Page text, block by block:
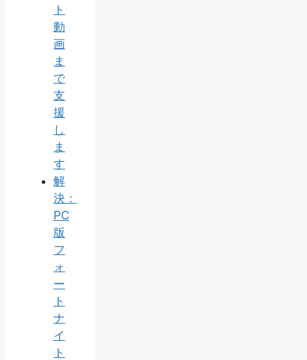
ト
動
画
ま
で
支
援
し
ま
す
解
決：
PC
版
フ
ォ
ー
ト
ナ
イ
ト